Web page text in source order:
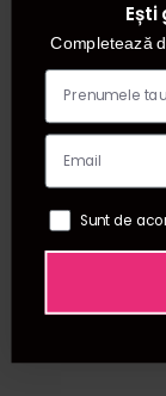
Completează
Sunt de